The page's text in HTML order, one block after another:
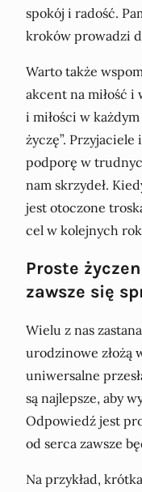
spokój i radość.
kroków prowadzi
Warto także
akcent na miłość i
i miłości w
życzę”.
podporę w
nam skrzydeł.
jest otoczone
cel w kolejnych
Proste
zawsze się
Wielu z nas
urodzinowe złożą
uniwersalne
są najlepsze, aby
Odpowiedź jest
od serca zawsze
Na przykład,